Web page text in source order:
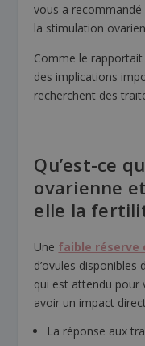
vous a recommandé
la stimulation
Comme le rapportait
des implications
recherchent des
Qu’est-ce
ovarienne
elle la
Une faible réserve
d’ovules
qui est attendu pour
avoir un impact
La réponse aux